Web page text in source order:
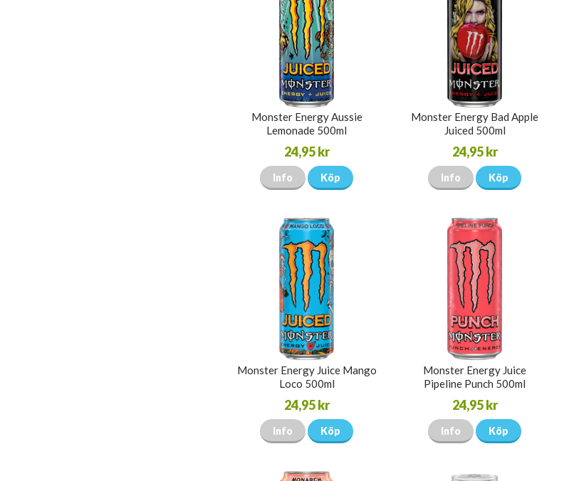
Monster Energy Aussie
Lemonade 500ml
24,95 kr
Info Köp
Monster Energy Bad Apple
Juiced 500ml
24,95 kr
Info Köp
Monster Energy Juice Mango
Loco 500ml
24,95 kr
Info Köp
Monster Energy Juice
Pipeline Punch 500ml
24,95 kr
Info Köp